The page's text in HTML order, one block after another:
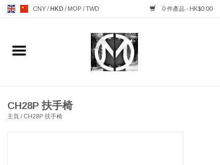
CNY / HKD / MOP /TWD 0 件產品 - HK$0.00
主頁
MANKS ANTIQUES 古董
CH28P 扶手椅
主頁 / CH28P 扶手椅